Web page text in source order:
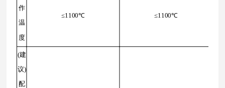
作
温
度
≤1100℃ ≤1100℃
(建
议)
配